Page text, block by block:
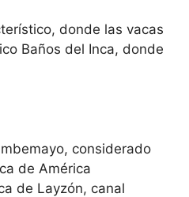
donde las vacas
Baños del Inca, donde
considerado
de América
de Layzón, canal